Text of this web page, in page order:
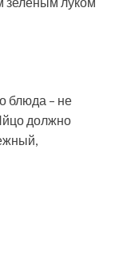
блюда – не
должно